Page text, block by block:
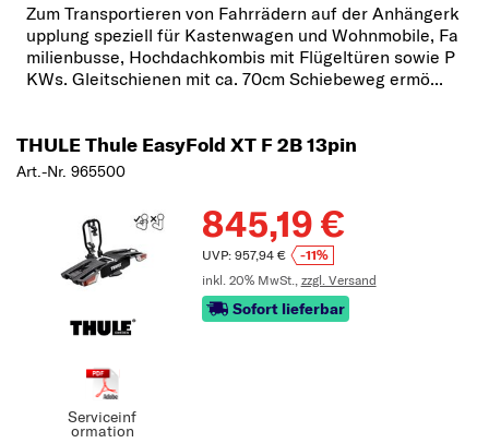
Zum Transportieren von Fahrrädern auf der Anhängerk
upplung speziell für Kastenwagen und Wohnmobile, Fa
milienbusse, Hochdachkombis mit Flügeltüren sowie P
KWs. Gleitschienen mit ca. 70cm Schiebeweg ermö...
THULE Thule EasyFold XT F 2B 13pin
Art.-Nr. 965500
Serviceinf
ormation
845,19 €
UVP: 957,94 €
-11%
inkl. 20% MwSt., zzgl. Versand
Sofort lieferbar